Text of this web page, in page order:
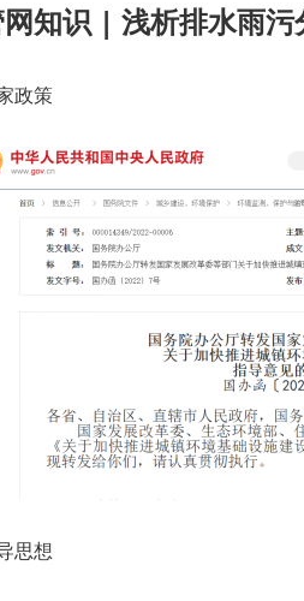
知识 | 浅析排水雨污
政策
思想